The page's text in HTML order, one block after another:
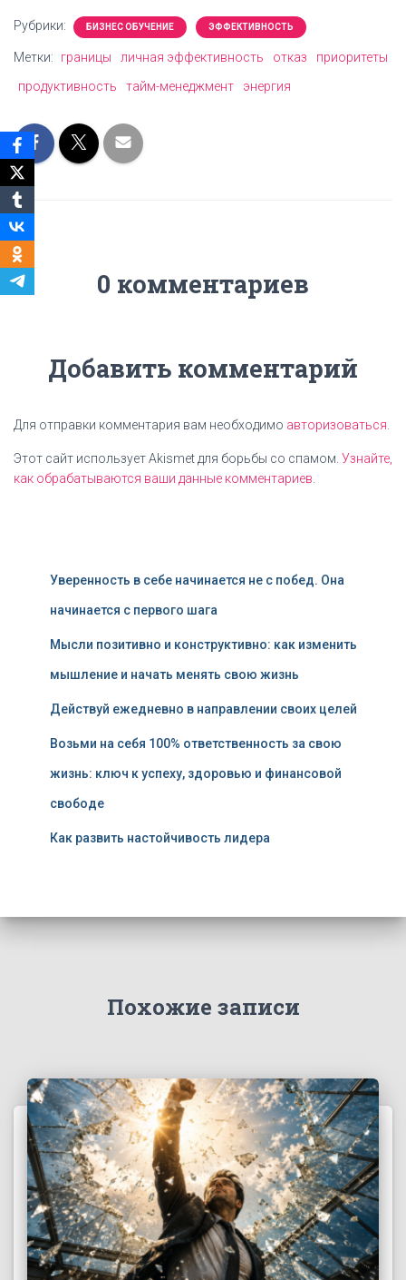
Рубрики: БИЗНЕС ОБУЧЕНИЕ ЭФФЕКТИВНОСТЬ
Метки: границы личная эффективность отказ
приоритеты
продуктивность
тайм-менеджмент энергия
0 комментариев
Добавить комментарий
Для отправки комментария вам необходимо авторизоваться
Этот сайт использует Akismet для борьбы со спамом. Узнайте,
как обрабатываются ваши данные комментариев
Уверенность в себе начинается не с побед. Она
начинается с первого шага
Мысли позитивно и конструктивно: как изменить
мышление и начать менять свою жизнь
Действуй ежедневно в направлении своих целей
Возьми на себя 100% ответственность за свою
жизнь: ключ к успеху, здоровью и финансовой
свободе
Как развить настойчивость лидера
Похожие записи